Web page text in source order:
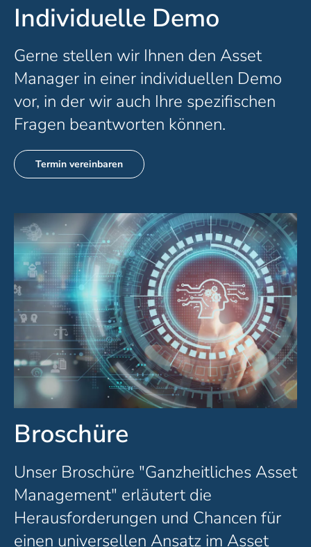
Individuelle Demo
Gerne stellen wir Ihnen den Asset
Manager in einer individuellen Demo
vor, in der wir auch Ihre spezifischen
Fragen beantworten können.
Termin vereinbaren
Broschüre
Unser Broschüre "Ganzheitliches Asset
Management" erläutert die
Herausforderungen und Chancen für
einen universellen Ansatz im Asset